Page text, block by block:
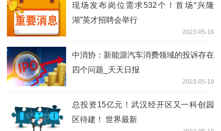
现场发布岗位需求532个！首场“兴隆
湖”英才招聘会举行
2023-05-19
中消协：新能源汽车消费领域的投诉存在
四个问题_天天日报
2023-05-19
总投资15亿元！武汉经开区又一科创园
区待建！ 世界最新